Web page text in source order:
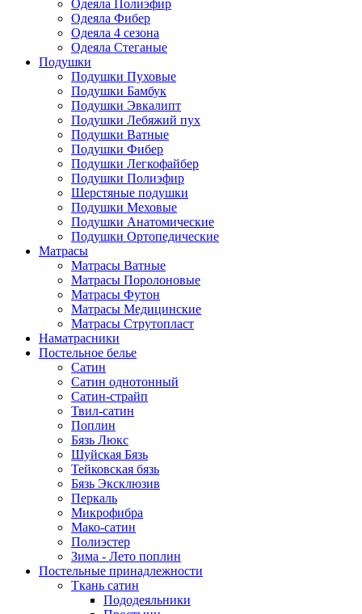
Одеяла Полиэфир
Одеяла Фибер
Одеяла 4 сезона
Одеяла Стеганые
Подушки
Подушки Пуховые
Подушки Бамбук
Подушки Эвкалипт
Подушки Лебяжий пух
Подушки Ватные
Подушки Фибер
Подушки Легкофайбер
Подушки Полиэфир
Шерстяные подушки
Подушки Меховые
Подушки Анатомические
Подушки Ортопедические
Матрасы
Матрасы Ватные
Матрасы Поролоновые
Матрасы Футон
Матрасы Медицинские
Матрасы Струтопласт
Наматрасники
Постельное белье
Сатин
Сатин однотонный
Сатин-страйп
Твил-сатин
Поплин
Бязь Люкс
Шуйская Бязь
Тейковская бязь
Бязь Эксклюзив
Перкаль
Микрофибра
Мако-сатин
Полиэстер
Зима - Лето поплин
Постельные принадлежности
Ткань сатин
Пододеяльники